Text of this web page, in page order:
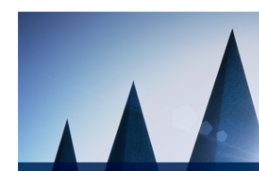
要考量的量測細節，將其所得的資訊
情況；產品研發過程中，為取得正確
擇合適的探棒，為本次重要議題之一
如何藉由EMI Debugging在各階段減
致的損失及縮短上市時間。